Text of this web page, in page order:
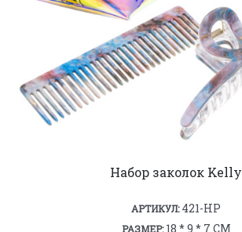
Набор заколок Kelly
АРТИКУЛ:421-HP
РАЗМЕР:18 * 9 * 7 СМ